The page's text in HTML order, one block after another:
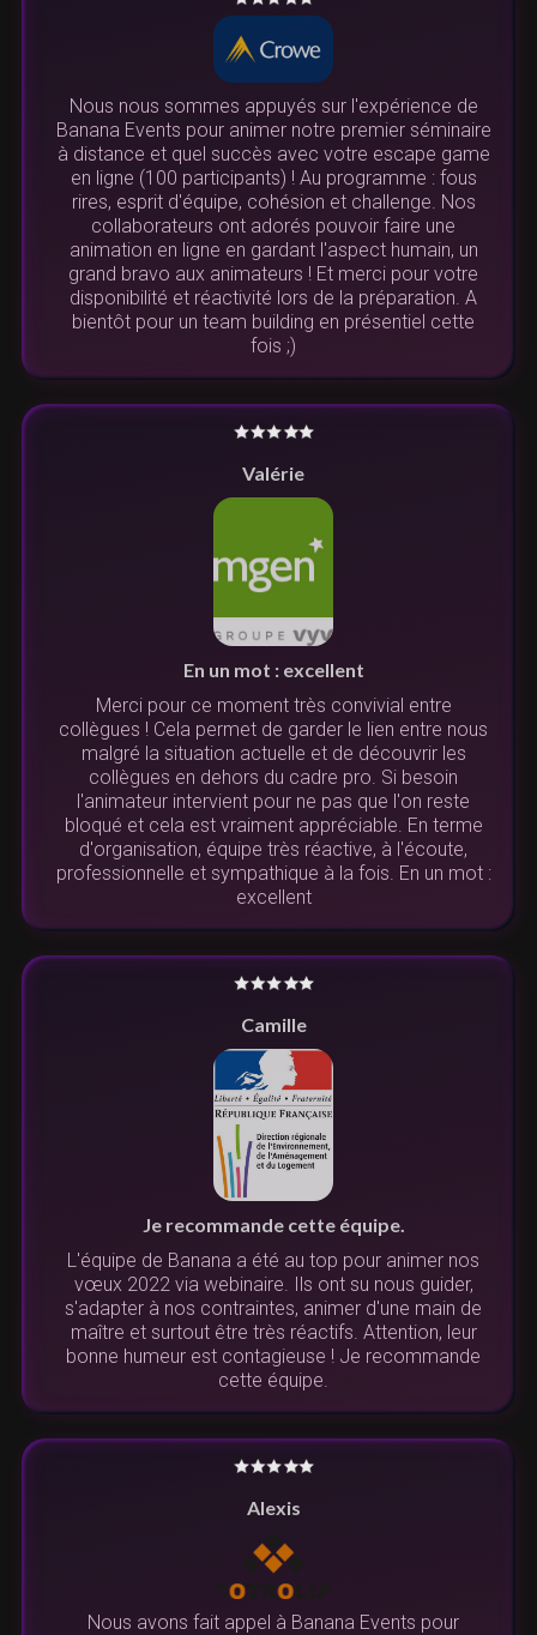
Nous nous sommes appuyés sur l'expérience de
Banana Events pour animer notre premier séminaire
à distance et quel succès avec votre escape game
en ligne (100 participants) ! Au programme : fous
rires, esprit d'équipe, cohésion et challenge. Nos
collaborateurs ont adorés pouvoir faire une
animation en ligne en gardant l'aspect humain, un
grand bravo aux animateurs ! Et merci pour votre
disponibilité et réactivité lors de la préparation. A
bientôt pour un team building en présentiel cette
fois ;)
Valérie
En un mot : excellent
Merci pour ce moment très convivial entre
collègues ! Cela permet de garder le lien entre nous
malgré la situation actuelle et de découvrir les
collègues en dehors du cadre pro. Si besoin
l'animateur intervient pour ne pas que l'on reste
bloqué et cela est vraiment appréciable. En terme
d'organisation, équipe très réactive, à l'écoute,
professionnelle et sympathique à la fois. En un mot :
excellent
Camille
Je recommande cette équipe.
L'équipe de Banana a été au top pour animer nos
vœux 2022 via webinaire. Ils ont su nous guider,
s'adapter à nos contraintes, animer d'une main de
maître et surtout être très réactifs. Attention, leur
bonne humeur est contagieuse ! Je recommande
cette équipe.
Alexis
Nous avons fait appel à Banana Events pour